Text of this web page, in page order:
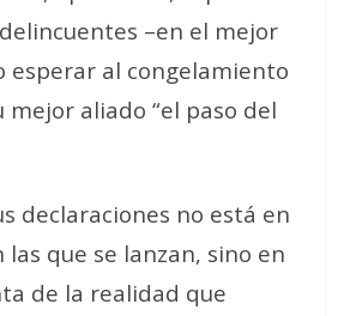
–en el mejor
esperar al congelamiento
mejor aliado “el paso del
declaraciones no está en
las que se lanzan, sino en
de la realidad que